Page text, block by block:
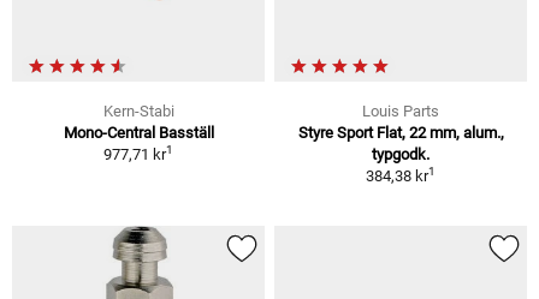
Kern-Stabi
Mono-Central Basställ
977,71 kr1
Louis Parts
Styre Sport Flat, 22 mm, alum.,
typgodk.
384,38 kr1